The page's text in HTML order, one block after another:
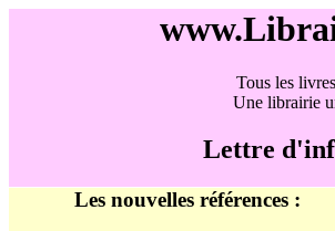
Tous les
Une librairie
Lettre
Les nouvelles références :